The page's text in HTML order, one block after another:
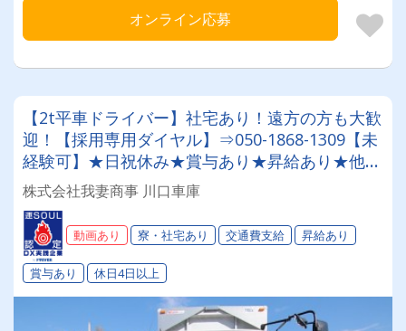
オンライン応募
【2t平車ドライバー】社宅あり！遠方の方も大歓
迎！【採用専用ダイヤル】⇒050-1868-1309【未
経験可】★日祝休み★賞与あり★昇給あり★他福
利厚生も充実★毎年増車＆専属車貸与の安定環
境！あなたに合ったお仕事がここにあります◎
株式会社我妻商事 川口車庫
動画あり 寮・社宅あり 交通費支給 昇給あり
賞与あり 休日4日以上